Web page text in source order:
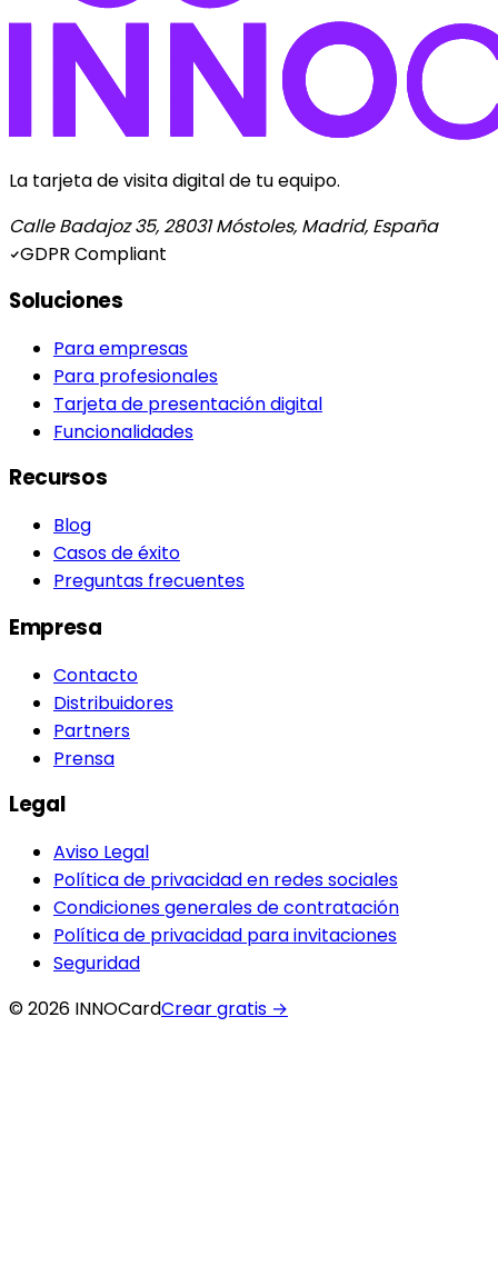
La tarjeta de visita digital de tu equipo.
Calle Badajoz 35, 28031 Móstoles, Madrid, España
GDPR Compliant
Soluciones
Para empresas
Para profesionales
Tarjeta de presentación digital
Funcionalidades
Recursos
Blog
Casos de éxito
Preguntas frecuentes
Empresa
Contacto
Distribuidores
Partners
Prensa
Legal
Aviso Legal
Política de privacidad en redes sociales
Condiciones generales de contratación
Política de privacidad para invitaciones
Seguridad
© 2026 INNOCardCrear gratis →